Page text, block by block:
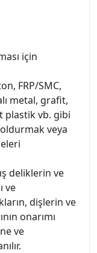
için
FRP/SMC,
metal, grafit,
plastik vb. gibi
veya
deliklerin ve
ve
dişlerin ve
onarımı
ve